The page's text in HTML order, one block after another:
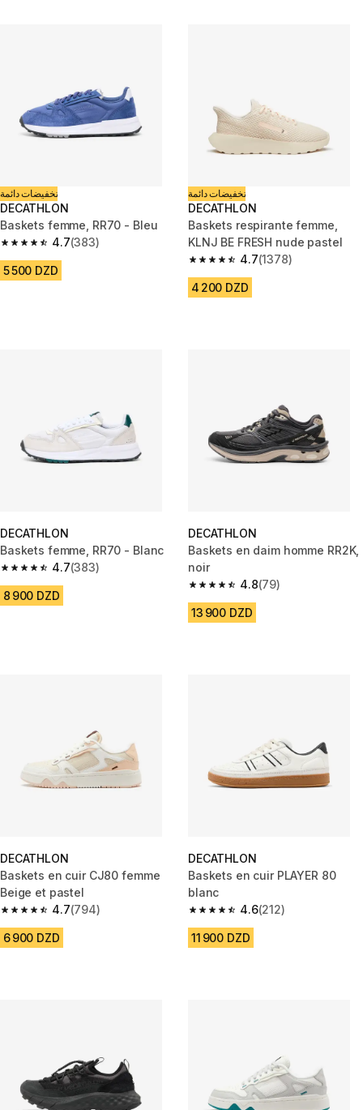
تخفيضات دائمة
DECATHLON
Baskets femme, RR70 - Bleu
4.7
4.7 out of 5 stars from 383 reviews
(383)
5 500 DZD
تخفيضات دائمة
DECATHLON
Baskets respirante femme,
KLNJ BE FRESH nude pastel
4.7
4.7 out of 5 stars from 1378
(1378)
4 200 DZD
DECATHLON
Baskets femme, RR70 - Blanc
4.7
4.7 out of 5 stars from 383 reviews
(383)
8 900 DZD
DECATHLON
Baskets en daim homme RR2K,
noir
4.8
4.8 out of 5 stars from 79
(79)
13 900 DZD
DECATHLON
Baskets en cuir CJ80 femme
Beige et pastel
4.7
4.7 out of 5 stars from 794 reviews
(794)
6 900 DZD
DECATHLON
Baskets en cuir PLAYER 80
blanc
4.6
4.6 out of 5 stars from 212
(212)
11 900 DZD